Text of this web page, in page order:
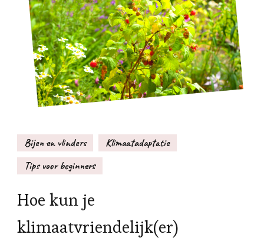
Bijen en vlinders
Klimaatadaptatie
Tips voor beginners
Hoe kun je
klimaatvriendelijk(er)